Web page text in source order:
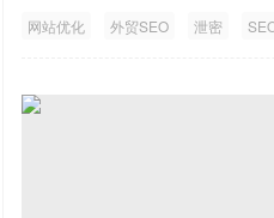
网站优化 外贸SEO 泄密